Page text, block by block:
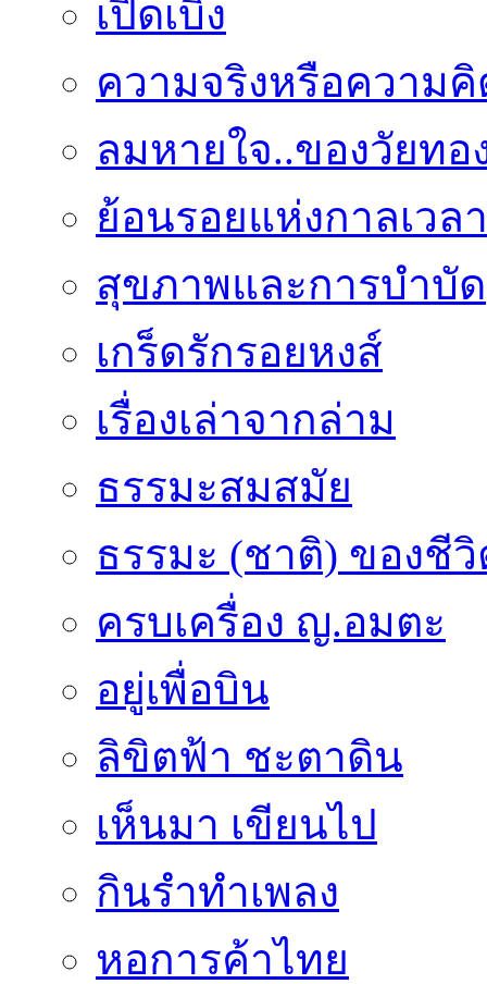
เปิดเบิ่ง
ความจริงหรือความ
ลมหายใจ..ของวัยทอ
ย้อนรอยแห่งกาลเวลา
สุขภาพและการบำบัด
เกร็ดรักรอยหงส์
เรื่องเล่าจากล่าม
ธรรมะสมสมัย
ธรรมะ (ชาติ) ของชี
ครบเครื่อง ญ.อมตะ
อยู่เพื่อบิน
ลิขิตฟ้า ชะตาดิน
เห็นมา เขียนไป
กินรำทำเพลง
หอการค้าไทย